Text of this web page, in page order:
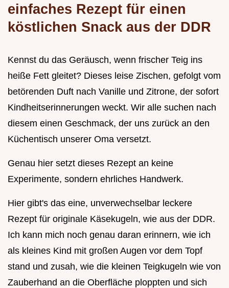
einfaches Rezept für einen
köstlichen Snack aus der DDR
Kennst du das Geräusch, wenn frischer Teig ins
heiße Fett gleitet? Dieses leise Zischen, gefolgt vom
betörenden Duft nach Vanille und Zitrone, der sofort
Kindheitserinnerungen weckt. Wir alle suchen nach
diesem einen Geschmack, der uns zurück an den
Küchentisch unserer Oma versetzt.
Genau hier setzt dieses Rezept an keine
Experimente, sondern ehrliches Handwerk.
Hier gibt's das eine, unverwechselbar leckere
Rezept für originale Käsekugeln, wie aus der DDR.
Ich kann mich noch genau daran erinnern, wie ich
als kleines Kind mit großen Augen vor dem Topf
stand und zusah, wie die kleinen Teigkugeln wie von
Zauberhand an die Oberfläche ploppten und sich